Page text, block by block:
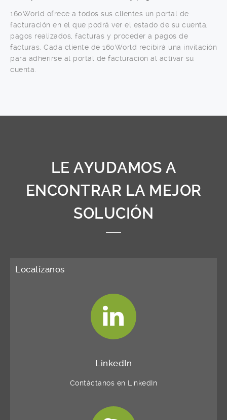
160World ofrece a todos sus clientes un portal de
facturación en el que podrá ver el estado de su cuenta,
pagos realizados, facturas y proceder a pagos de
facturas. Cada cliente de 160World recibirá una invitación
para adherirse al portal de facturación al activar su
cuenta.
LE AYUDAMOS A
ENCONTRAR LA MEJOR
SOLUCIÓN
Localízanos
LinkedIn
Contáctanos en LinkedIn